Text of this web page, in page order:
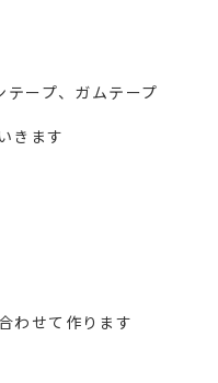
ープ、ガムテープ
きます
わせて作ります